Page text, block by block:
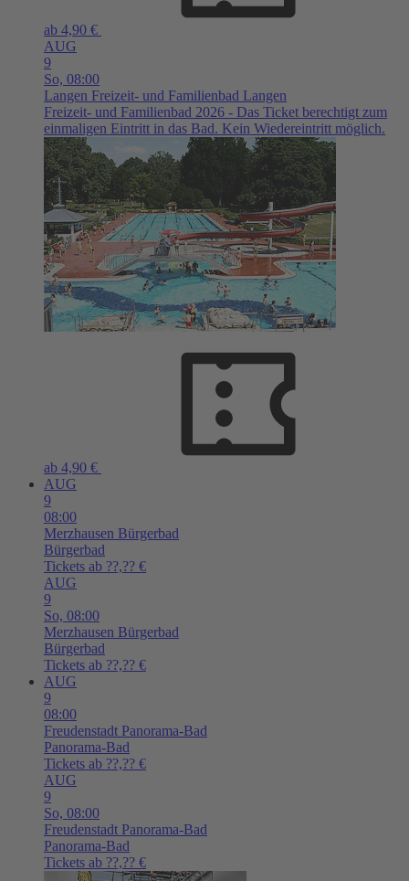
ab 4,90 €
AUG
9
So, 08:00
Langen Freizeit- und Familienbad Langen
Freizeit- und Familienbad 2026 - Das Ticket berechtigt zum
einmaligen Eintritt in das Bad. Kein Wiedereintritt möglich.
ab 4,90 €
AUG
9
08:00
Merzhausen Bürgerbad
Bürgerbad
Tickets ab ??,?? €
AUG
9
So, 08:00
Merzhausen Bürgerbad
Bürgerbad
Tickets ab ??,?? €
AUG
9
08:00
Freudenstadt Panorama-Bad
Panorama-Bad
Tickets ab ??,?? €
AUG
9
So, 08:00
Freudenstadt Panorama-Bad
Panorama-Bad
Tickets ab ??,?? €